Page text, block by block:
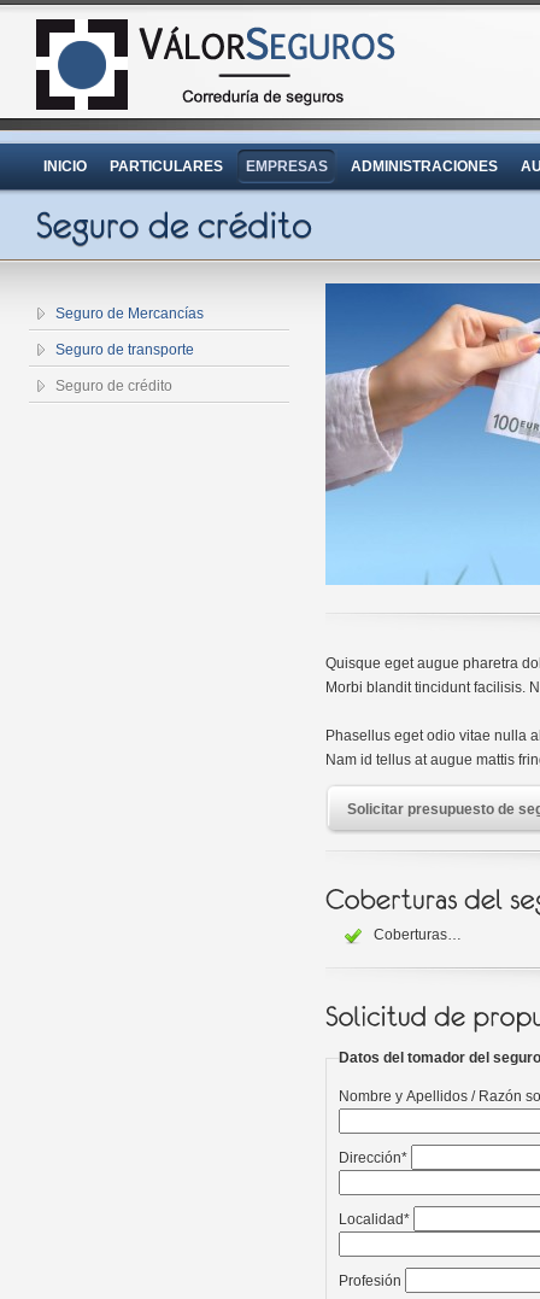
INICIO PARTICULARES EMPRESAS ADMINISTRACIONES
Quisque eget augue pharetra
Morbi blandit tincidunt facilisis.
Phasellus eget odio vitae nulla
Nam id tellus at augue mattis
Solicitar presupuesto de
Coberturas…
Datos del tomador del seguro
Nombre y Apellidos / Razón
Dirección*
Localidad*
Profesión
Seguro de Mercancías
Seguro de transporte
Seguro de crédito